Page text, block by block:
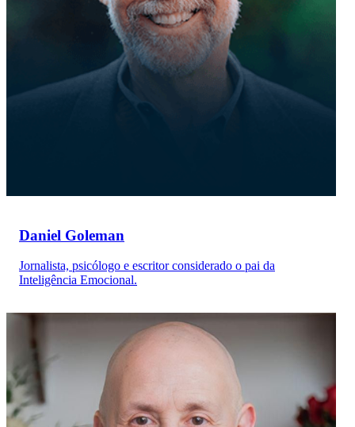
Daniel Goleman
Jornalista, psicólogo e escritor considerado o pai da
Inteligência Emocional.